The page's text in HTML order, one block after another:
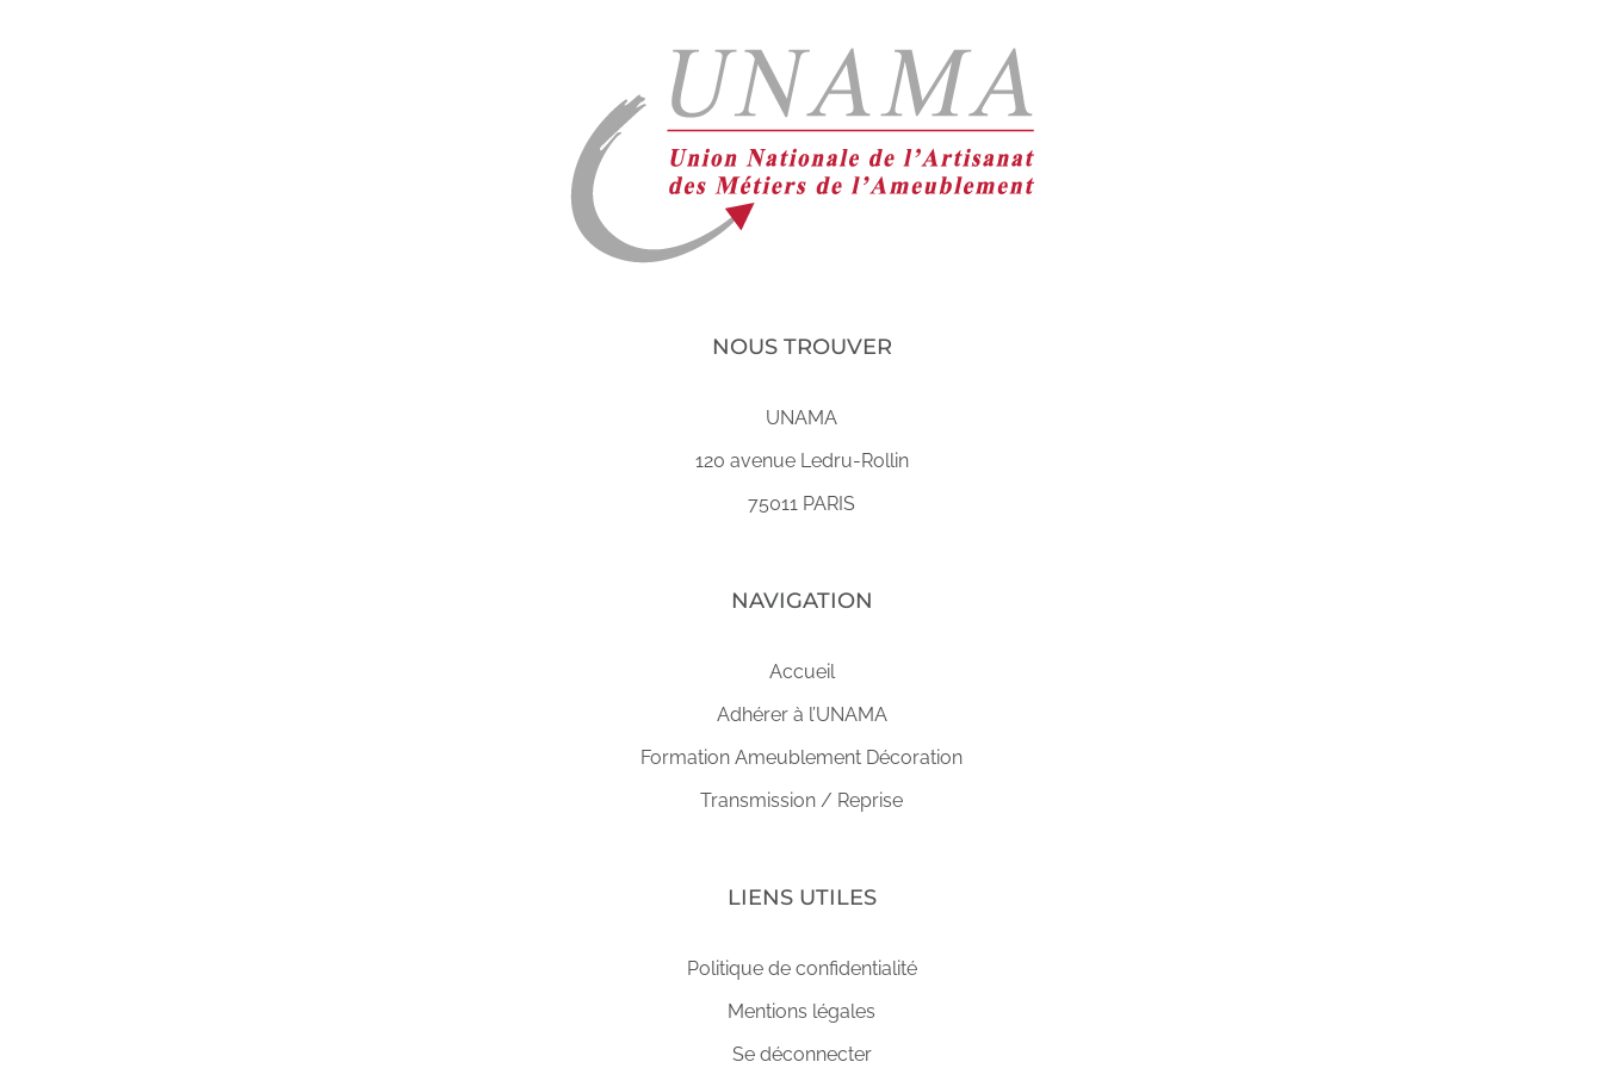
NOUS TROUVER
UNAMA
120 avenue Ledru-Rollin
75011 PARIS
NAVIGATION
Accueil
Adhérer à l’UNAMA
Formation Ameublement Décoration
Transmission / Reprise
LIENS UTILES
Politique de confidentialité
Mentions légales
Se déconnecter